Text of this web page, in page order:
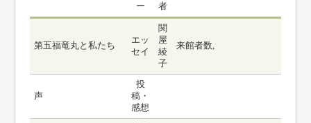
ー
者
第五福竜丸と私たち
エッ
セイ
関
屋
綾
子
来館者数,
声
投
稿・
感想